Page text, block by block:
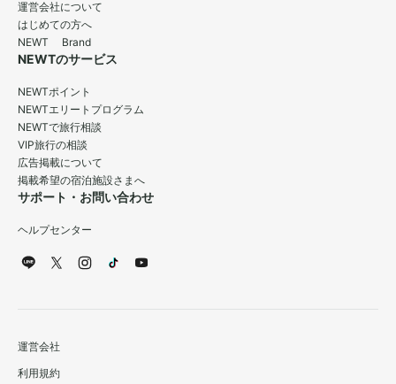
運営会社について
はじめての方へ
NEWT Brand
NEWTのサービス
NEWTポイント
NEWTエリートプログラム
NEWTで旅行相談
VIP旅行の相談
広告掲載について
掲載希望の宿泊施設さまへ
サポート・お問い合わせ
ヘルプセンター
運営会社
利用規約